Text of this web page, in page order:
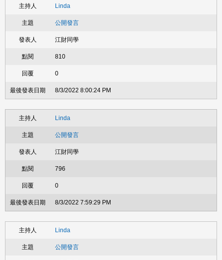
Linda
公開發言
江財同學
810
0
8/3/2022 8:00:24 PM
Linda
公開發言
江財同學
796
0
8/3/2022 7:59:29 PM
Linda
公開發言